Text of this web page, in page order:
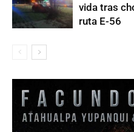
vida tras
ruta E-56